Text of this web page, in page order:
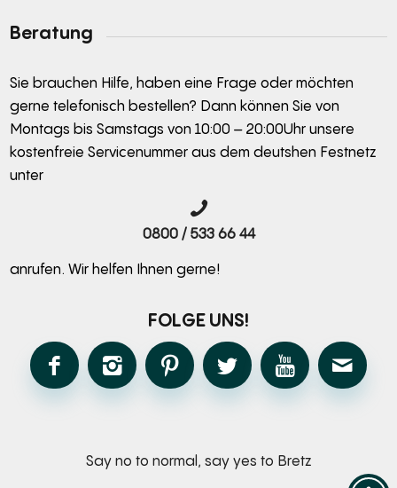
Beratung
Sie brauchen Hilfe, haben eine Frage oder möchten
gerne telefonisch bestellen? Dann können Sie von
Montags bis Samstags von 10:00 – 20:00Uhr unsere
kostenfreie Servicenummer aus dem deutshen Festnetz
unter
0800 / 533 66 44
anrufen. Wir helfen Ihnen gerne!
FOLGE UNS!
Say no to normal, say yes to Bretz